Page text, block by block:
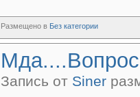
Размещено в Без категории
Запись от Siner